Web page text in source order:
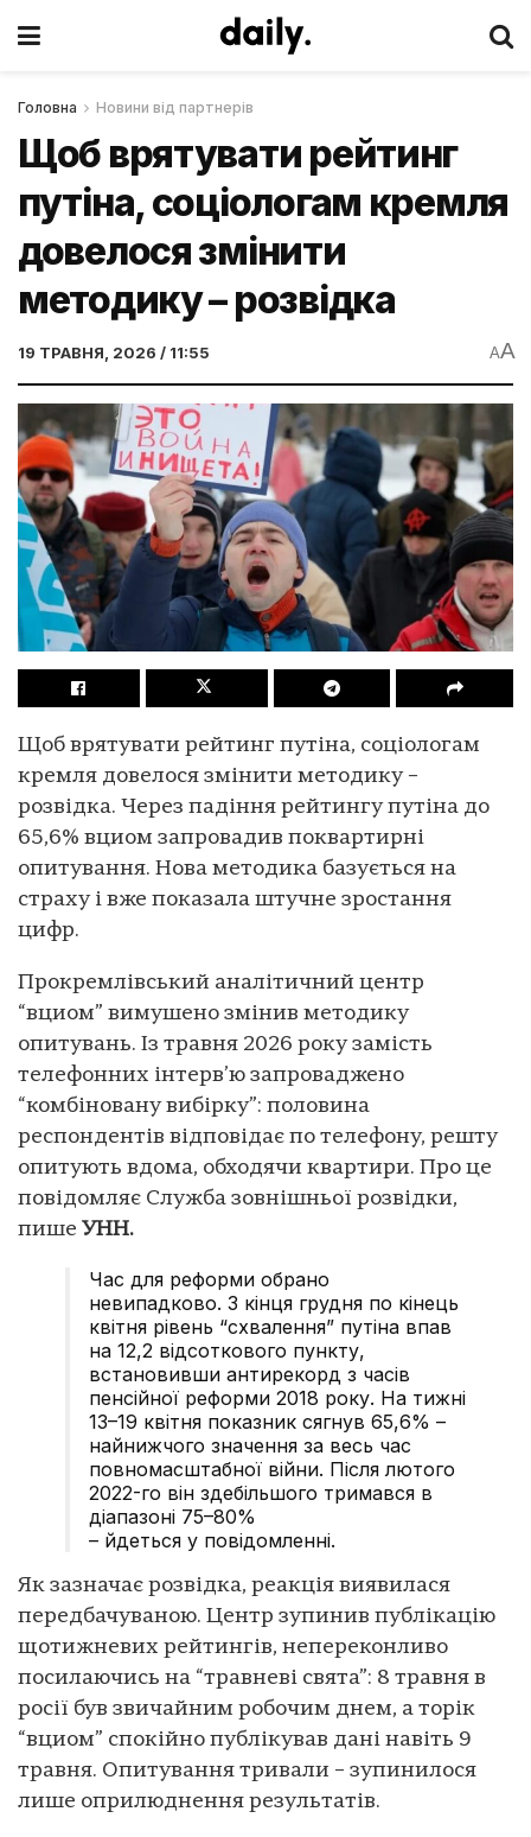
Головна Новини від партнерів
Щоб врятувати рейтинг
путіна, соціологам кремля
довелося змінити
методику – розвідка
19 ТРАВНЯ, 2026 / 11:55 AA
Щоб врятувати рейтинг путіна, соціологам
кремля довелося змінити методику –
розвідка. Через падіння рейтингу путіна до
65,6% вциом запровадив поквартирні
опитування. Нова методика базується на
страху і вже показала штучне зростання
цифр.
Прокремлівський аналітичний центр
“вциом” вимушено змінив методику
опитувань. Із травня 2026 року замість
телефонних інтерв’ю запроваджено
“комбіновану вибірку”: половина
респондентів відповідає по телефону, решту
опитують вдома, обходячи квартири. Про це
повідомляє Служба зовнішньої розвідки,
пише УНН.
Час для реформи обрано
невипадково. З кінця грудня по кінець
квітня рівень “схвалення” путіна впав
на 12,2 відсоткового пункту,
встановивши антирекорд з часів
пенсійної реформи 2018 року. На тижні
13–19 квітня показник сягнув 65,6% –
найнижчого значення за весь час
повномасштабної війни. Після лютого
2022-го він здебільшого тримався в
діапазоні 75–80%
– йдеться у повідомленні.
Як зазначає розвідка, реакція виявилася
передбачуваною. Центр зупинив публікацію
щотижневих рейтингів, непереконливо
посилаючись на “травневі свята”: 8 травня в
росії був звичайним робочим днем, а торік
“вциом” спокійно публікував дані навіть 9
травня. Опитування тривали – зупинилося
лише оприлюднення результатів.